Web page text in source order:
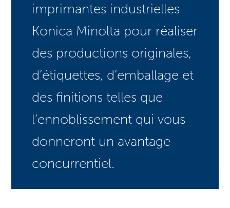
imprimantes industrielles
Konica Minolta pour réaliser
des productions originales,
d’étiquettes, d’emballage et
des finitions telles que
l’ennoblissement qui vous
donneront un avantage
concurrentiel.